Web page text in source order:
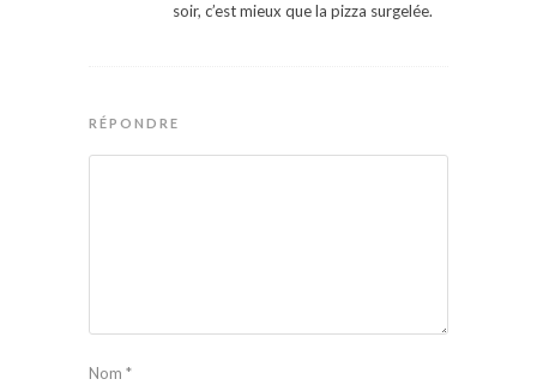
soir, c’est mieux que la pizza surgelée.
RÉPONDRE
Nom *